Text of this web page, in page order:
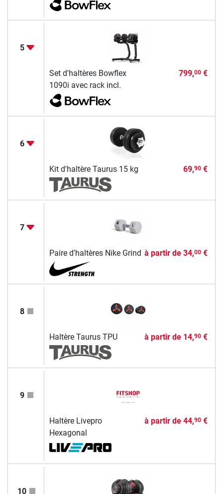
5
Set d'haltères Bowflex
1090i avec rack incl.
799,00€
6
Kit d'haltère Taurus 15 kg 69,90€
7
Paire d'haltères Nike Grind à partir de 34,00€
8
Haltère Taurus TPU à partir de 14,90€
9
Haltère Livepro
Hexagonal
à partir de 44,90€
10